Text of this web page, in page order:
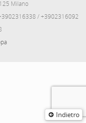
Indietro
Milano
/ +3902316092